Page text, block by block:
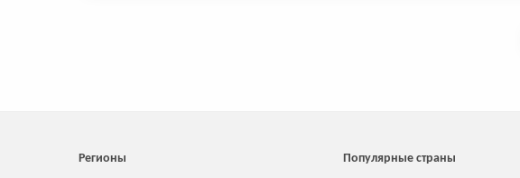
Регионы Популярные страны